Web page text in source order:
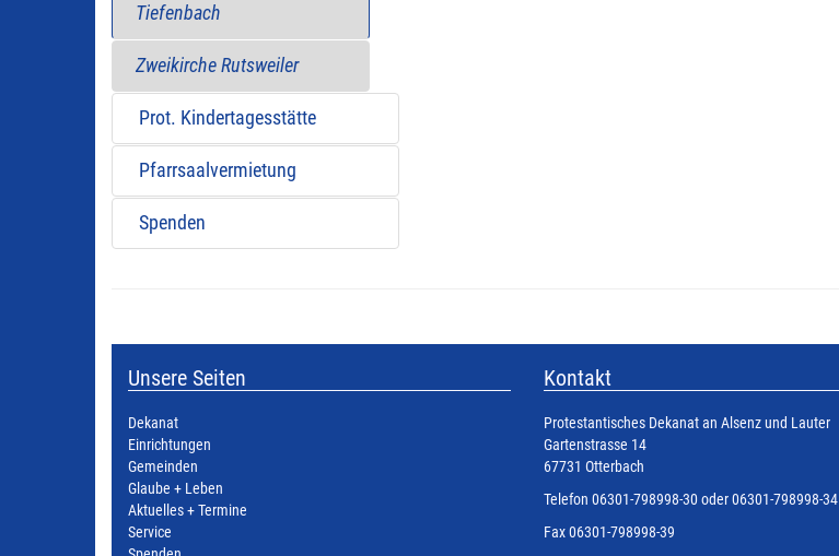
Tiefenbach
Zweikirche Rutsweiler
Prot. Kindertagesstätte
Pfarrsaalvermietung
Spenden
Unsere Seiten
Dekanat
Einrichtungen
Gemeinden
Glaube + Leben
Aktuelles + Termine
Service
Kontakt
Protestantisches Dekanat an Alsenz und Lauter
Gartenstrasse 14
67731 Otterbach
Telefon 06301-798998-30 oder 06301-798998-34
Fax 06301-798998-39